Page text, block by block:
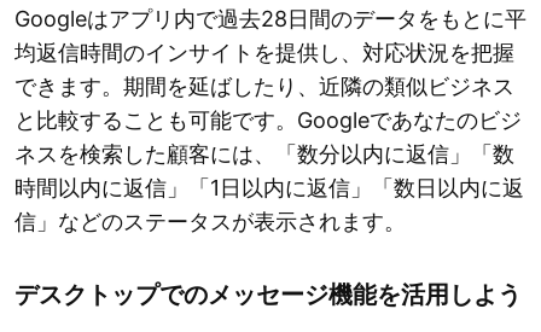
Googleはアプリ内で過去28日間のデータをもとに平
均返信時間のインサイトを提供し、対応状況を把握
できます。期間を延ばしたり、近隣の類似ビジネス
と比較することも可能です。Googleであなたのビジ
ネスを検索した顧客には、「数分以内に返信」「数
時間以内に返信」「1日以内に返信」「数日以内に返
信」などのステータスが表示されます。
デスクトップでのメッセージ機能を活用しよう